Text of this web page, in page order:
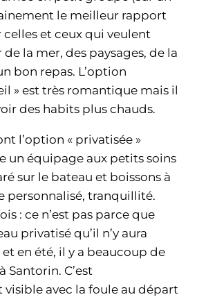
le meilleur rapport
et ceux qui veulent
la mer, des paysages, de la
bon repas. L’option
» est très romantique mais il
des habits plus chauds.
l’option « privatisée »
un équipage aux petits soins
sur le bateau et boissons à
personnalisé, tranquillité.
: ce n’est pas parce que
privatisé qu’il n’y aura
en été, il y a beaucoup de
Santorin. C’est
avec la foule au départ